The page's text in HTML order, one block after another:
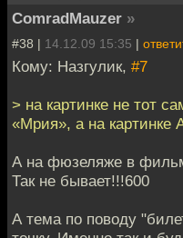
ComradMauzer »
#38 | 14.12.09 15:35 |
Кому: Назгулик, #7
> на картинке не тот
«Мрия», а на картинке
А на фюзеляже в
Так не бывает!!!600
А тема по поводу